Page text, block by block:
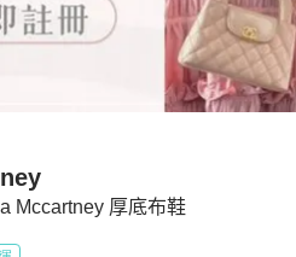
Mccartney 厚底布鞋